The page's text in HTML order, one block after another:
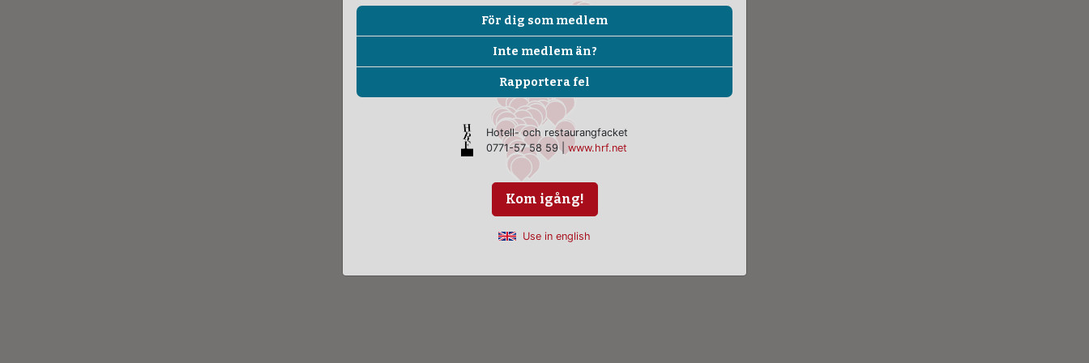
För dig som medlem
Inte medlem än?
Rapportera fel
Hotell- och restaurangfacket
0771-57 58 59 |www.hrf.net
Kom igång!
Use in english